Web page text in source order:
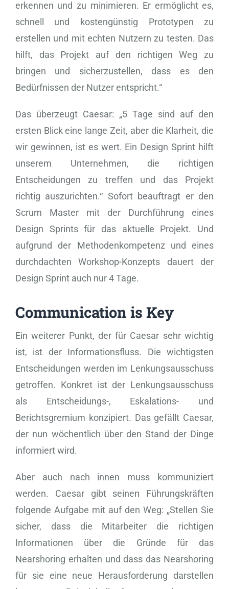
erkennen und zu minimieren. Er ermöglicht es,
schnell und kostengünstig Prototypen zu
erstellen und mit echten Nutzern zu testen. Das
hilft, das Projekt auf den richtigen Weg zu
bringen und sicherzustellen, dass es den
Bedürfnissen der Nutzer entspricht.“
Das überzeugt Caesar: „5 Tage sind auf den
ersten Blick eine lange Zeit, aber die Klarheit, die
wir gewinnen, ist es wert. Ein Design Sprint hilft
unserem Unternehmen, die richtigen
Entscheidungen zu treffen und das Projekt
richtig auszurichten.“ Sofort beauftragt er den
Scrum Master mit der Durchführung eines
Design Sprints für das aktuelle Projekt. Und
aufgrund der Methodenkompetenz und eines
durchdachten Workshop-Konzepts dauert der
Design Sprint auch nur 4 Tage.
Communication is Key
Ein weiterer Punkt, der für Caesar sehr wichtig
ist, ist der Informationsfluss. Die wichtigsten
Entscheidungen werden im Lenkungsausschuss
getroffen. Konkret ist der Lenkungsausschuss
als Entscheidungs-, Eskalations- und
Berichtsgremium konzipiert. Das gefällt Caesar,
der nun wöchentlich über den Stand der Dinge
informiert wird.
Aber auch nach innen muss kommuniziert
werden. Caesar gibt seinen Führungskräften
folgende Aufgabe mit auf den Weg: „Stellen Sie
sicher, dass die Mitarbeiter die richtigen
Informationen über die Gründe für das
Nearshoring erhalten und dass das Nearshoring
für sie eine neue Herausforderung darstellen